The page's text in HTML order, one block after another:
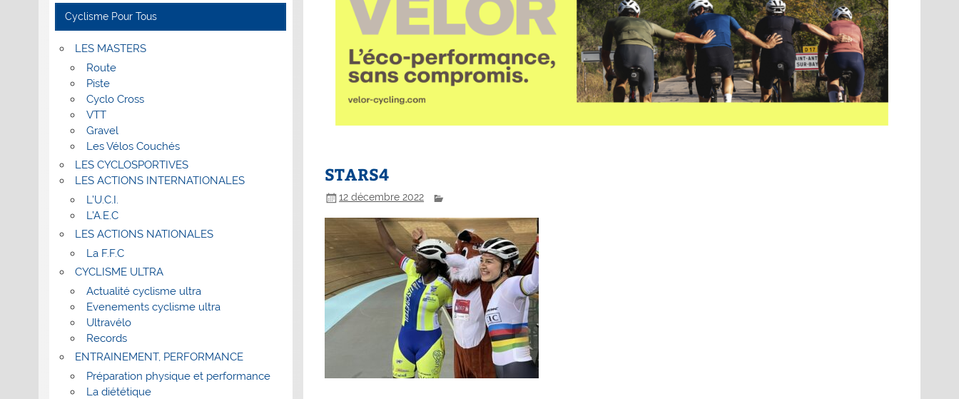
STARS4
12 décembre 2022
Cyclisme Pour Tous
LES MASTERS
Route
Piste
Cyclo Cross
VTT
Gravel
Les Vélos Couchés
LES CYCLOSPORTIVES
LES ACTIONS INTERNATIONALES
L’U.C.I.
L’A.E.C
LES ACTIONS NATIONALES
La F.F.C
CYCLISME ULTRA
Actualité cyclisme ultra
Evenements cyclisme ultra
Ultravélo
Records
ENTRAINEMENT, PERFORMANCE
Préparation physique et performance
La diététique